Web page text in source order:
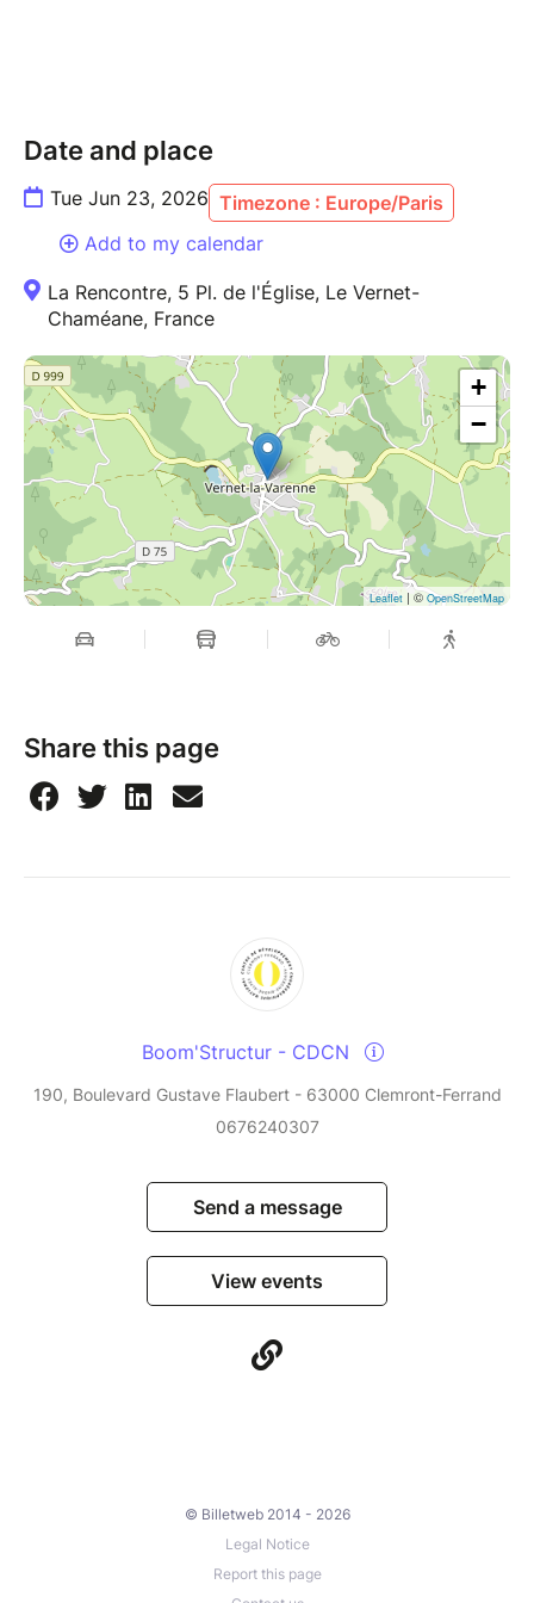
Date and place
Tue Jun 23, 2026 Timezone : Europe/Paris
Add to my calendar
La Rencontre, 5 Pl. de l'Église, Le Vernet-
Chaméane, France
+
−
Leaflet | ©OpenStreetMap
Share this page
Boom'Structur - CDCN
190, Boulevard Gustave Flaubert - 63000 Clemront-Ferrand
0676240307
Send a message
View events
© Billetweb 2014 - 2026
Legal Notice
Report this page